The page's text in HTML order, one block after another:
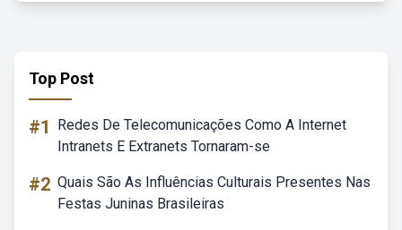
Top Post
#1
Redes De Telecomunicações Como A Internet
Intranets E Extranets Tornaram-se
#2 Quais São As Influências Culturais Presentes Nas
Festas Juninas Brasileiras